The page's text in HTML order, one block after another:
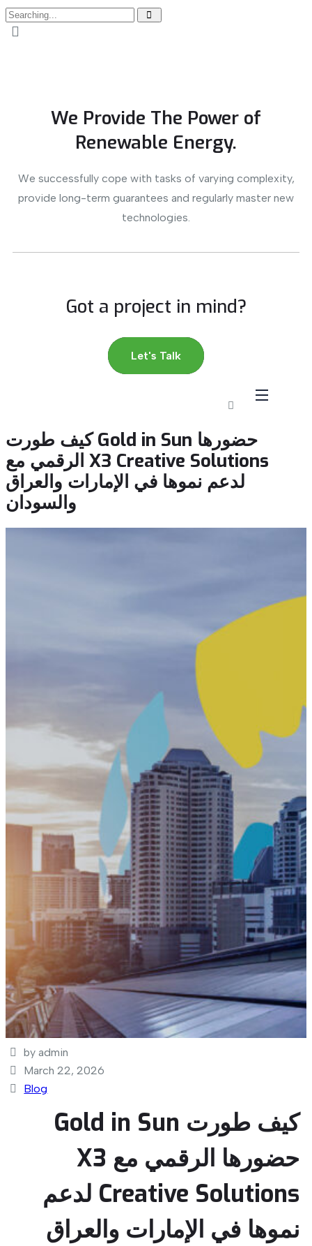
We Provide The Power of
Renewable Energy.
We successfully cope with tasks of varying complexity,
provide long-term guarantees and regularly master new
technologies.
Got a project in mind?
Let's Talk
كيف طورت Gold in Sun حضورها
الرقمي مع X3 Creative Solutions
لدعم نموها في الإمارات والعراق
والسودان
by admin
March 22, 2026
Blog
كيف طورت Gold in Sun
حضورها الرقمي مع X3
Creative Solutions لدعم
نموها في الإمارات والعراق